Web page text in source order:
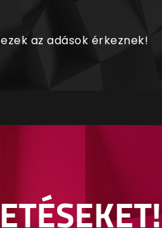
az adások érkeznek!